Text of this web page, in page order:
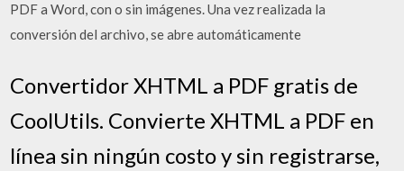
PDF a Word, con o sin imágenes. Una vez realizada la
conversión del archivo, se abre automáticamente
Convertidor XHTML a PDF gratis de
CoolUtils. Convierte XHTML a PDF en
línea sin ningún costo y sin registrarse,